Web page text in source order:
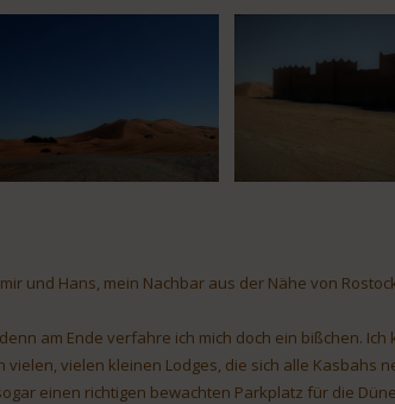
und Hans, mein Nachbar aus der Nähe von
am Ende verfahre ich mich doch ein bißchen. Ich
vielen, vielen kleinen Lodges, die sich alle Kasbahs
einen richtigen bewachten Parkplatz für die